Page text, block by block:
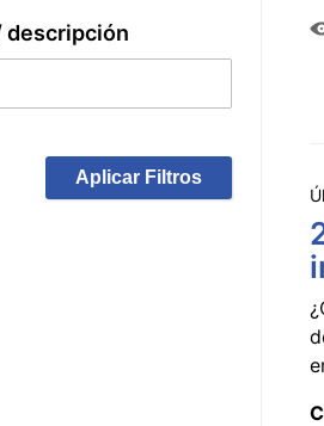
descripción
Aplicar Filtros